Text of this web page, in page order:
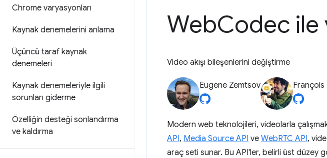
Chrome varyasyonları
Kaynak denemelerini anlama
Üçüncü taraf kaynak
denemeleri
Kaynak denemeleriyle ilgili
sorunları giderme
Özelliğin desteği sonlandırma
ve kaldırma
WebCodec ile
Video akışı bileşenlerini değiştirme
Eugene Zemtsov
Modern web teknolojileri, videolarla
API, Media Source API ve WebRTC API,
araç seti sunar. Bu API'ler, belirli üst düzey